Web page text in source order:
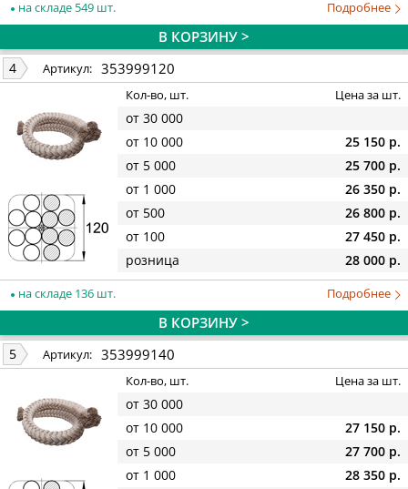
на складе 549 шт. Подробнее
В КОРЗИНУ >
4 Артикул: 353999120
Кол-во, шт. Цена за шт.
от 30 000
от 10 000
25 150 р.
от 5 000
25 700 р.
от 1 000
26 350 р.
от 500
26 800 р.
от 100
27 450 р.
розница
28 000 р.
на складе 136 шт. Подробнее
В КОРЗИНУ >
5 Артикул: 353999140
Кол-во, шт. Цена за шт.
от 30 000
от 10 000
27 150 р.
от 5 000
27 700 р.
от 1 000
28 350 р.